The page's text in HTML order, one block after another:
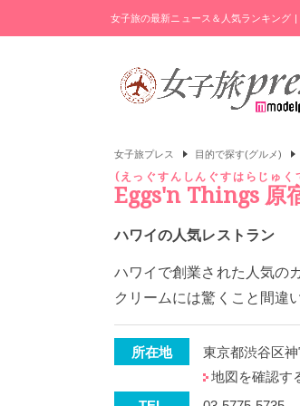
女子旅の最新ニュース＆人気ランキング
女子旅プレス 目的で探す(グルメ)
Eggs'n Things 原
えっぐすんしんぐすはらじゅく
ハワイの人気レストラン
ハワイで創業された人気の
クリームには驚くこと間違
所在地
東京都渋谷区
地図を確認す